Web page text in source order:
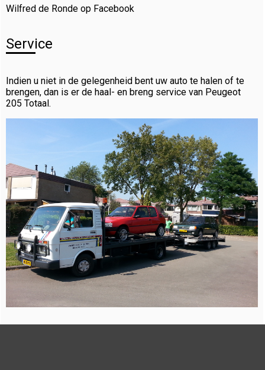
Wilfred de Ronde op Facebook
Service
Indien u niet in de gelegenheid bent uw auto te halen of te
brengen, dan is er de haal- en breng service van Peugeot
205 Totaal.